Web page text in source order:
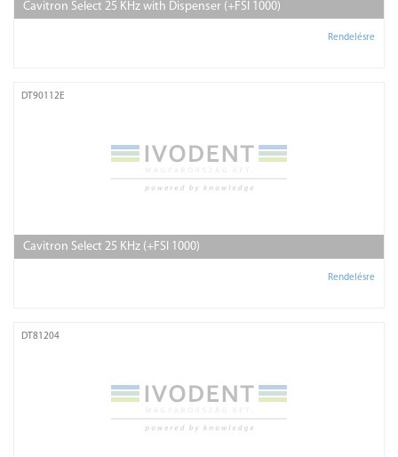
Cavitron Select 25 KHz with Dispenser (+FSI 1000)
Rendelésre
DT90112E
Cavitron Select 25 KHz (+FSI 1000)
Rendelésre
DT81204